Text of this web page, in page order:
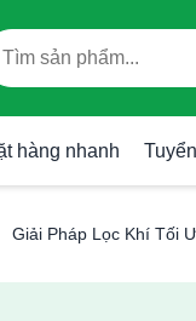
hàng nhanh
Giải Pháp Lọc Khí Tối